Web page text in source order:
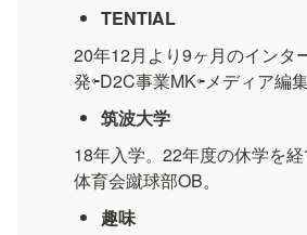
TENTIAL
20年12月より9ヶ月のインタ
発⇦D2C事業MK⇦メディア編集
筑波大学
18年入学。22年度の休学を経
体育会蹴球部OB。
趣味